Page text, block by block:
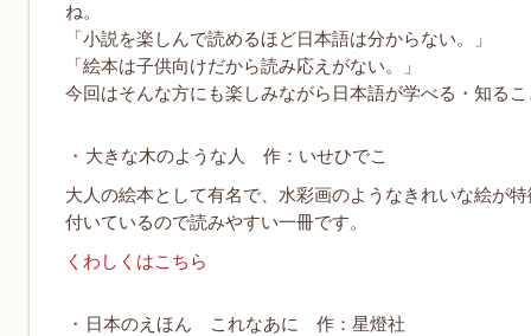
ね。
「小説を楽しんで読めるほど日本語は分からない。」
「絵本は子供向けだから読み応えがない。」
今回はそんな方にも楽しみながら日本語が学べる・知る
大きな木のような人 作：いせひでこ
大人の絵本として有名で、水彩画のようなきれいな絵が
付いているので読みやすい一冊です。
くわしくはこちら
日本のえほん これなあに 作：星燈社